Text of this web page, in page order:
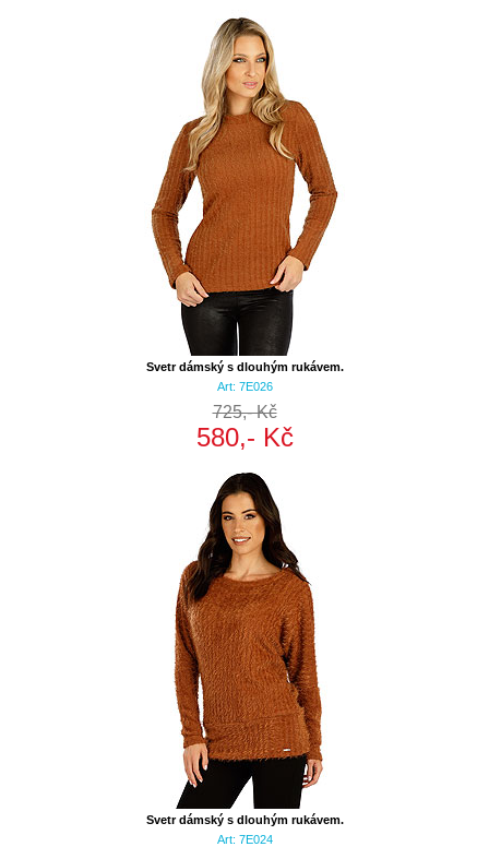
Svetr dámský s dlouhým rukávem.
Art: 7E026
725,- Kč
580,- Kč
Svetr dámský s dlouhým rukávem.
Art: 7E024